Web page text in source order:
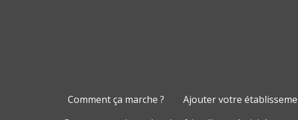
Comment ça marche ? Ajouter votre